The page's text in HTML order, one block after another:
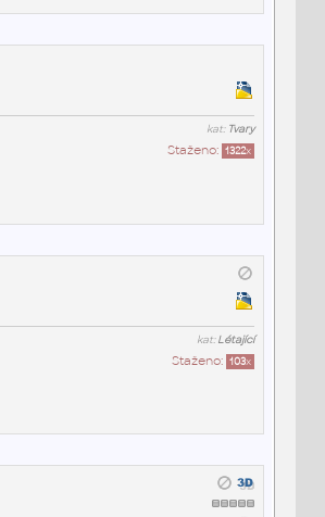
kat: Tvary
Staženo: 1322x
kat:Létající
Staženo: 103x